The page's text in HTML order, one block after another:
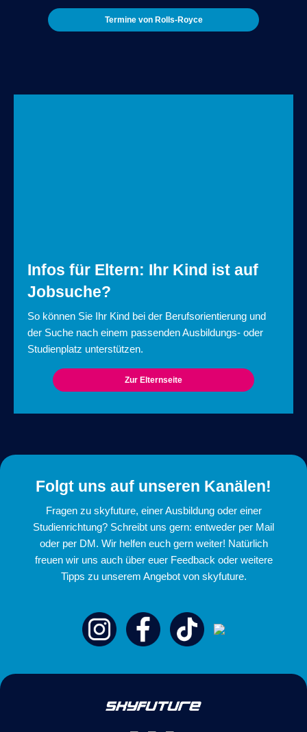
Termine von Rolls-Royce
Infos für Eltern: Ihr Kind ist auf
Jobsuche?
So können Sie Ihr Kind bei der Berufsorientierung und
der Suche nach einem passenden Ausbildungs- oder
Studienplatz unterstützen.
Zur Elternseite
Folgt uns auf unseren Kanälen!
Fragen zu skyfuture, einer Ausbildung oder einer
Studienrichtung? Schreibt uns gern: entweder per Mail
oder per DM. Wir helfen euch gern weiter! Natürlich
freuen wir uns auch über euer Feedback oder weitere
Tipps zu unserem Angebot von skyfuture.